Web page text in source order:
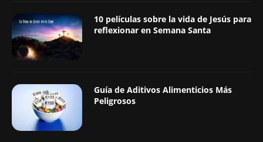
10 películas sobre la vida de Jesús para
reflexionar en Semana Santa
Guía de Aditivos Alimenticios Más
Peligrosos